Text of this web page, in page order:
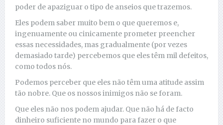
poder de apaziguar o tipo de anseios que trazemos.
Eles podem saber muito bem o que queremos e,
ingenuamente ou cinicamente prometer preencher
essas necessidades, mas gradualmente (por vezes
demasiado tarde) percebemos que eles têm mil defeitos,
como todos nós.
Podemos perceber que eles não têm uma atitude assim
tão nobre. Que os nossos inimigos não se foram.
Que eles não nos podem ajudar. Que não há de facto
dinheiro suficiente no mundo para fazer o que